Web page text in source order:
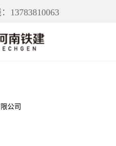
13783810063
公司